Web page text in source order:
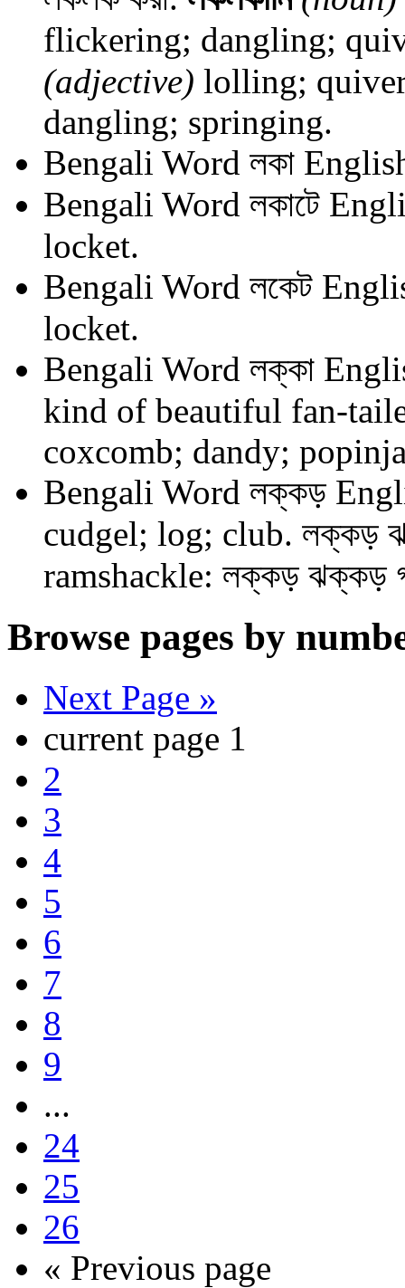
flickering; dangling;
(adjective) lolling;
dangling; springing.
Bengali Word লকা
Bengali Word লকাটে
locket.
Bengali Word লকেট
locket.
Bengali Word লক্কা
kind of beautiful fan-
coxcomb; dandy;
Bengali Word লক্কড়
cudgel; log; club. লক্কড়
ramshackle: লক্কড় ঝক্কড়
Browse pages by
Next Page »
current page 1
2
3
4
5
6
7
8
9
...
24
25
26
« Previous page